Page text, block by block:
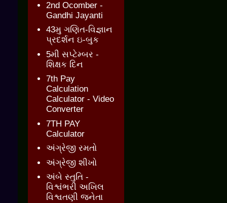
2nd Ocomber -
Gandhi Jayanti
43મુ ગણિત-વિજ્ઞાન
પ્રદર્શન ઇ-બુક
5મી સપ્ટેમ્બર -
શિક્ષક દિન
7th Pay
Calculation
Calculator - Video
Converter
7TH PAY
Calculator
અંગ્રેજી રમતો
અંગ્રેજી શીખો
અંબે સ્તુતિ -
વિશ્વંભરી અખિલ
વિશ્વતણી જનેતા